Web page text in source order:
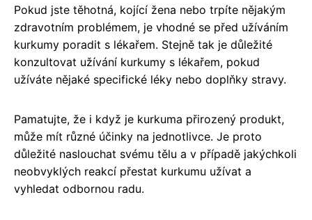
Pokud jste těhotná, kojící žena nebo trpíte nějakým
zdravotním problémem, je vhodné se před užíváním
kurkumy poradit s lékařem. Stejně tak je důležité
konzultovat užívání kurkumy s lékařem, pokud
užíváte nějaké specifické léky nebo doplňky stravy.
Pamatujte, že i když je kurkuma přirozený produkt,
může mít různé účinky na jednotlivce. Je proto
důležité naslouchat svému tělu a v případě jakýchkoli
neobvyklých reakcí přestat kurkumu užívat a
vyhledat odbornou radu.